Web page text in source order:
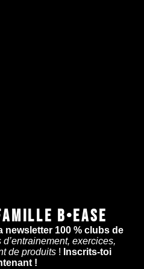
B•EASE
newsletter 100 % clubs de
d’entrainement, exercices,
de produits! Inscrits-toi
!